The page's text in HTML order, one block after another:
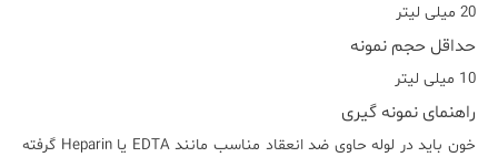
20 میلی لیتر
حداقل حجم نمونه
10 میلی لیتر
راهنمای نمونه گیری
خون باید در لوله حاوی ضد انعقاد مناسب مانند EDTA یا Heparin گرفته